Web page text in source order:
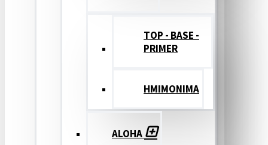
TOP - BASE -
PRIMER
ΗΜΙΜΟΝΙΜΑ
ALOHA